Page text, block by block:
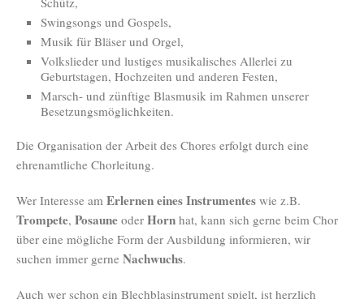
Swingsongs und Gospels,
Musik für Bläser und Orgel,
Volkslieder und lustiges musikalisches Allerlei zu
Geburtstagen, Hochzeiten und anderen Festen,
Marsch- und zünftige Blasmusik im Rahmen unserer
Besetzungsmöglichkeiten.
Die Organisation der Arbeit des Chores erfolgt durch eine
ehrenamtliche Chorleitung.
Wer Interesse am Erlernen eines Instrumentes wie z.B.
Trompete, Posaune oder Horn hat, kann sich gerne beim Chor
über eine mögliche Form der Ausbildung informieren, wir
suchen immer gerne Nachwuchs.
Auch wer schon ein Blechblasinstrument spielt, ist herzlich